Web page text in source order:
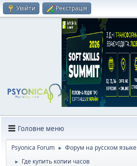
Увійти Реєстрація
Головне меню
Psyonica Forum ► Форум на русском языке
► Где купить копии часов